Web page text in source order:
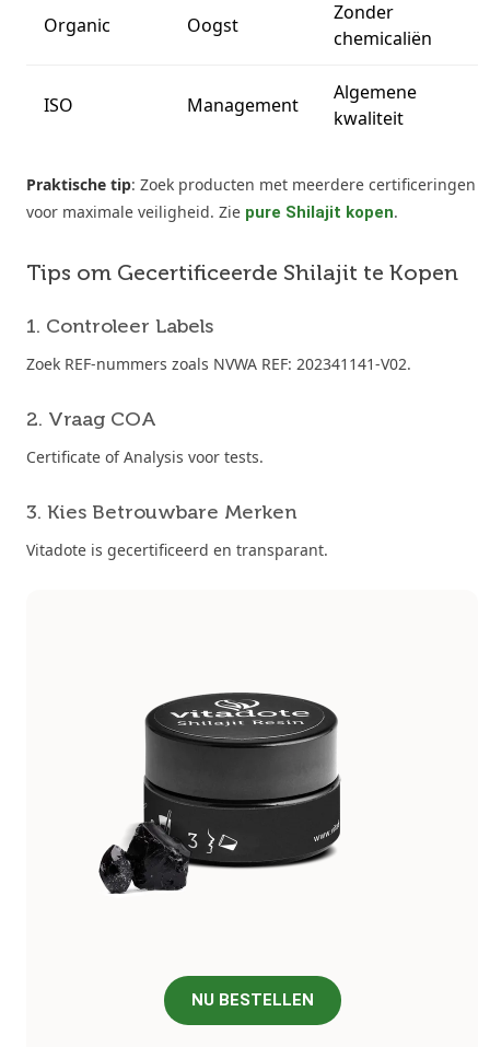
Organic Oogst
Zonder
chemicaliën
ISO Management
Algemene
kwaliteit
Praktische tip: Zoek producten met meerdere certificeringen
voor maximale veiligheid. Zie pure Shilajit kopen.
Tips om Gecertificeerde Shilajit te Kopen
1. Controleer Labels
Zoek REF-nummers zoals NVWA REF: 202341141-V02.
2. Vraag COA
Certificate of Analysis voor tests.
3. Kies Betrouwbare Merken
Vitadote is gecertificeerd en transparant.
NU BESTELLEN